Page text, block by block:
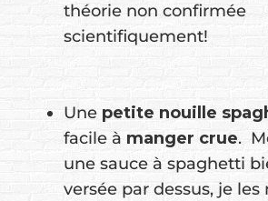
théorie non confirmée
scientifiquement!
Une petite nouille
facile à manger crue.
une sauce à spaghetti
versée par dessus, je les